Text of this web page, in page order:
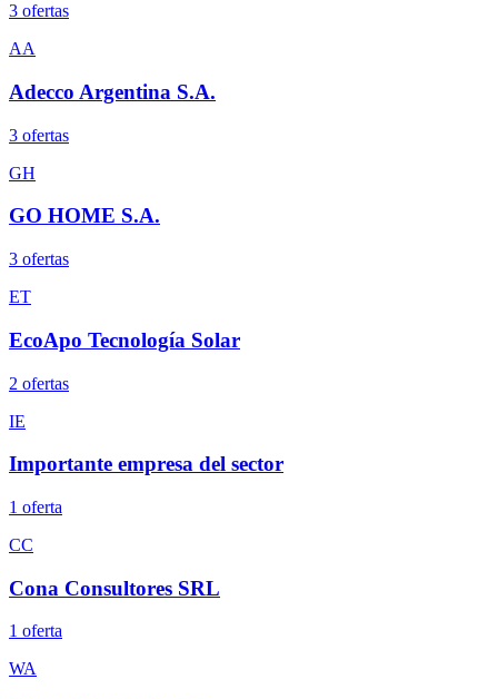
3 ofertas
AA
Adecco Argentina S.A.
3 ofertas
GH
GO HOME S.A.
3 ofertas
ET
EcoApo Tecnología Solar
2 ofertas
IE
Importante empresa del sector
1 oferta
CC
Cona Consultores SRL
1 oferta
WA